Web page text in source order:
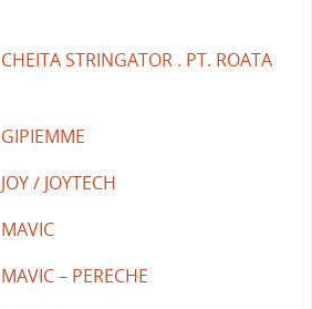
STRINGATOR . PT. ROATA
/ JOYTECH
– PERECHE